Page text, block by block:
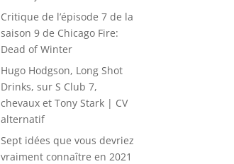
Critique de l’épisode 7 de la
saison 9 de Chicago Fire:
Dead of Winter
Hugo Hodgson, Long Shot
Drinks, sur S Club 7,
chevaux et Tony Stark | CV
alternatif
Sept idées que vous devriez
vraiment connaître en 2021